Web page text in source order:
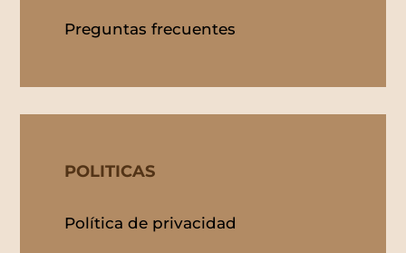
Preguntas frecuentes
POLITICAS
Política de privacidad